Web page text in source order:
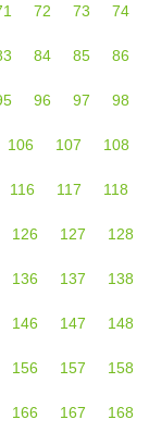
72 73 74
84 85 86
96 97 98
106 107 108
116 117 118
126 127 128
136 137 138
146 147 148
156 157 158
166 167 168